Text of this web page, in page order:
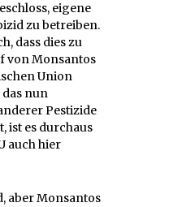
eigene
zu betreiben.
dass dies zu
von Monsantos
Union
nun
Pestizide
ist es durchaus
auch hier
aber Monsantos